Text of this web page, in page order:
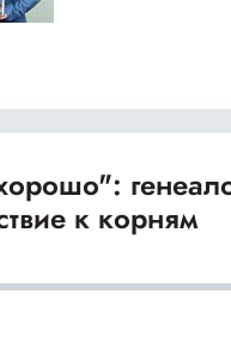
к корням